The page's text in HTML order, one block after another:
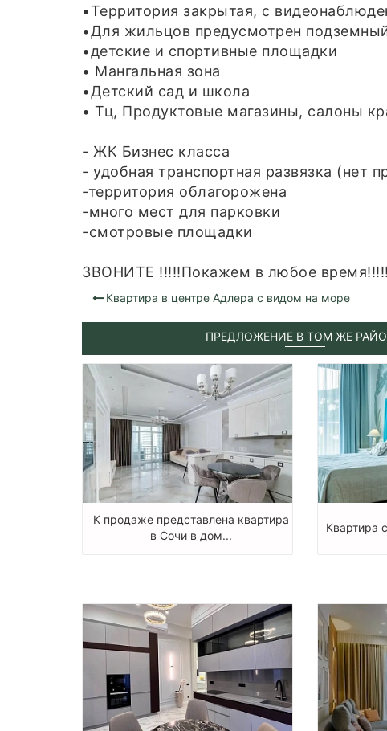
•Территория закрытая, с
•Для жильцов предусмотрен
•детские и спортивные площадки
• Мангальная зона
•Детский сад и школа
• Тц, Продуктовые магазины, салоны
- ЖК Бизнес класса
- удобная транспортная развязка (нет
-территория облагорожена
-много мест для парковки
-смотровые площадки
ЗВОНИТЕ !!!!!Покажем в любое время!!!!!
Квартира в центре Адлера с видом на море
ПРЕДЛОЖЕНИЕ В ТОМ ЖЕ
К продаже представлена квартира
в Сочи в дом...
Квартира